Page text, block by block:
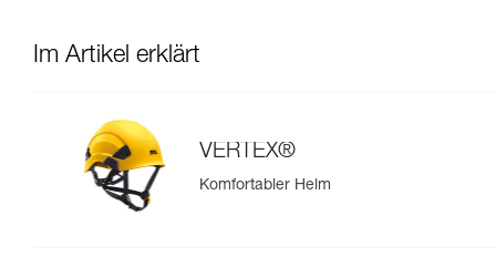
Im Artikel erklärt
VERTEX®
Komfortabler Helm